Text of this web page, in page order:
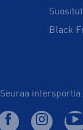
Black
Seuraa intersportia: